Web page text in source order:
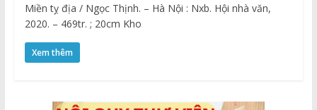
Miền tỵ địa / Ngọc Thịnh. – Hà Nội : Nxb. Hội nhà văn,
2020. – 469tr. ; 20cm Kho
Xem thêm